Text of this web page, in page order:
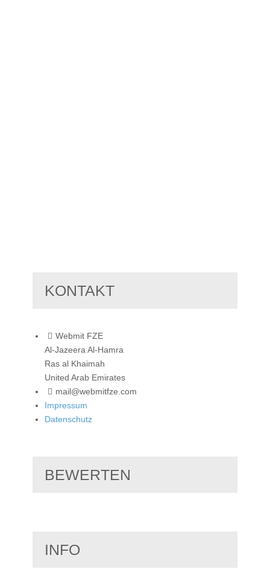
KONTAKT
Webmit FZE
Al-Jazeera Al-Hamra
Ras al Khaimah
United Arab Emirates
mail@webmitfze.com
Impressum
Datenschutz
BEWERTEN
INFO